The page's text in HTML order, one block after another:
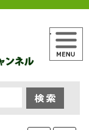
メニュー